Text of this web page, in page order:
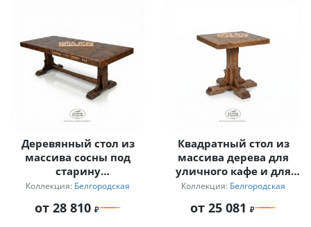
Деревянный стол из
массива сосны под
старину
«Белгородский»
Коллекция: Белгородская
от 28 810
Квадратный стол из
массива дерева для
уличного кафе и для
бани «Белгородский»
Коллекция: Белгородская
от 25 081